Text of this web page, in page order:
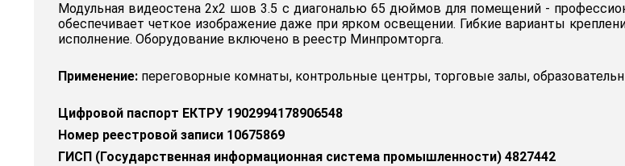
Модульная видеостена 2x2 шов 3.5 с диагональю 65 дюймов для помещений -
обеспечивает четкое изображение даже при ярком освещении. Гибкие варианты
исполнение. Оборудование включено в реестр Минпромторга.
Применение: переговорные комнаты, контрольные центры, торговые залы,
Цифровой паспорт ЕКТРУ 1902994178906548
Номер реестровой записи 10675869
ГИСП (Государственная информационная система промышленности) 4827442